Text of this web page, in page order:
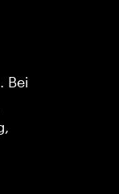
Bei